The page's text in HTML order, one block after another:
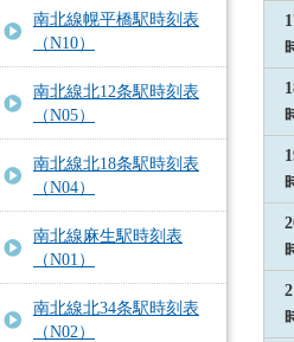
南北線幌平橋駅時刻表
（N10）
南北線北12条駅時刻表
（N05）
南北線北18条駅時刻表
（N04）
南北線麻生駅時刻表
（N01）
南北線北34条駅時刻表
（N02）